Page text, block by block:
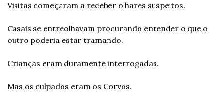
Visitas começaram a receber olhares suspeitos.
Casais se entreolhavam procurando entender o que o
outro poderia estar tramando.
Crianças eram duramente interrogadas.
Mas os culpados eram os Corvos.